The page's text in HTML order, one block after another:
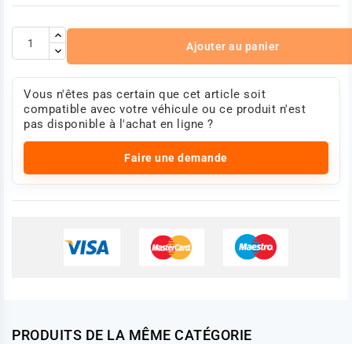
Ajouter au panier
Vous n'êtes pas certain que cet article soit
compatible avec votre véhicule ou ce produit n'est
pas disponible à l'achat en ligne ?
Faire une demande
PRODUITS DE LA MÊME CATÉGORIE